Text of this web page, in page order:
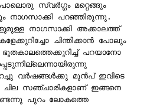
സ്വര്‍ഗ്ഗം മറ്റെങ്ങും
നാഗസാക്കി പറഞ്ഞിരുന്നു.
നാഗസാക്കി അക്കാലത്ത്
ചിന്തിക്കാന്‍ പോലും
ഭൂതകാലത്തെക്കുറിച്ച് പറയാനോ
വര്‍ഷങ്ങള്‍ക്കു മുന്‍പ് ഇവിടെ
ചില സഞ്ചാരികളാണ് ഇങ്ങനെ
പുറം ലോകത്തെ